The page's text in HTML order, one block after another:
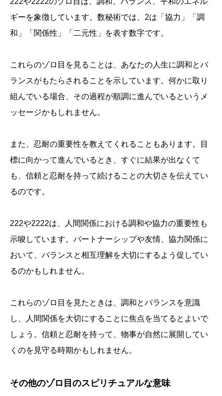
ギーを象徴しています。数秘術では、2は「協力」「調
和」「関係性」「二元性」を表す数字です。
これらのゾロ目を見ることは、あなたの人生に調和とバ
ランスがもたらされることを示しています。何かに取り
組んでいる場合、その過程が順調に進んでいるというメ
ッセージかもしれません。
また、忍耐の重要性を教えてくれることもあります。目
標に向かって進んでいるとき、すぐに結果が出なくて
も、信頼と忍耐を持って続けることの大切さを伝えてい
るのです。
222や2222は、人間関係における調和や協力の重要性も
示唆しています。パートナーシップや友情、協力関係に
おいて、バランスと相互理解を大切にするよう促してい
るのかもしれません。
これらのゾロ目を見たときは、調和とバランスを意識
し、人間関係を大切にすることに焦点を当てるとよいで
しょう。信頼と忍耐を持って、物事が自然に展開してい
くのを見守る時期かもしれません。
その他のゾロ目のスピリチュアルな意味